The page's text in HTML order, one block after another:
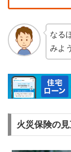
なる
みよ
火災保険の見